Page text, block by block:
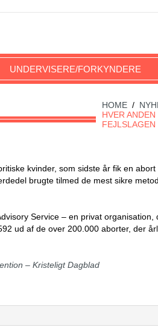
UNDERVISERE/FORKYNDERE
HOME /
HVER
kvinder, som sidste år fik en
brugte tilmed de mest sikre
Service – en privat
ud af de over 200.000 aborter, der
– Kristeligt Dagblad